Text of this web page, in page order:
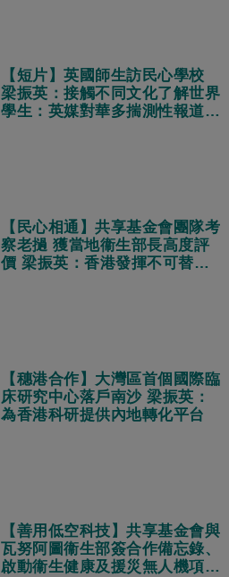
【短片】英國師生訪民心學校
梁振英：接觸不同文化了解世界
學生：英媒對華多揣測性報道
【民心相通】共享基金會團隊考
察老撾 獲當地衞生部長高度評
價 梁振英：香港發揮不可替代
【穗港合作】大灣區首個國際臨
床研究中心落戶南沙 梁振英：
為香港科研提供內地轉化平台
【善用低空科技】共享基金會與
瓦努阿圖衞生部簽合作備忘錄、
啟動衞生健康及援災無人機項目